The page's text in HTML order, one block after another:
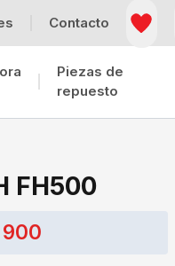
Contacto
Piezas de
repuesto
FH500